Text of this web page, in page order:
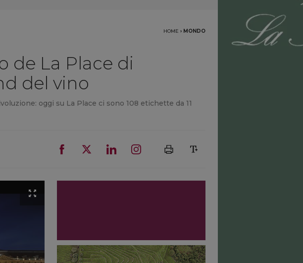
HOME › MONDO
de La Place di
del vino
oggi su La Place ci sono 108 etichette da 11